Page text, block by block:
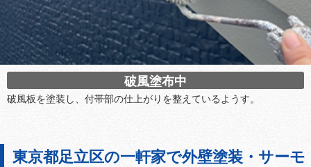
破風塗布中
破風板を塗装し、付帯部の仕上がりを整えているようす。
東京都足立区の一軒家で外壁塗装・サーモ